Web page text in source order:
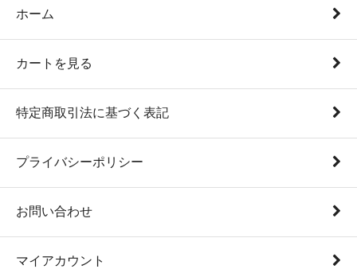
ホーム
カートを見る
特定商取引法に基づく表記
プライバシーポリシー
お問い合わせ
マイアカウント